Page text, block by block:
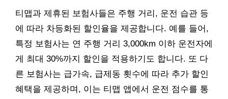
티맵과 제휴된 보험사들은 주행 거리, 운전 습관 등
에 따라 차등화된 할인율을 제공합니다. 예를 들어,
특정 보험사는 연 주행 거리 3,000km 이하 운전자에
게 최대 30%까지 할인을 적용하기도 합니다. 또 다
른 보험사는 급가속, 급제동 횟수에 따라 추가 할인
혜택을 제공하며, 이는 티맵 앱에서 운전 점수를 통